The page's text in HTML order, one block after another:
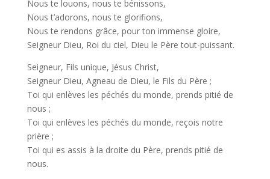
Nous te louons, nous te bénissons,
Nous t’adorons, nous te glorifions,
Nous te rendons grâce, pour ton immense gloire,
Seigneur Dieu, Roi du ciel, Dieu le Père tout-puissant.
Seigneur, Fils unique, Jésus Christ,
Seigneur Dieu, Agneau de Dieu, le Fils du Père ;
Toi qui enlèves les péchés du monde, prends pitié de
nous ;
Toi qui enlèves les péchés du monde, reçois notre
prière ;
Toi qui es assis à la droite du Père, prends pitié de
nous.